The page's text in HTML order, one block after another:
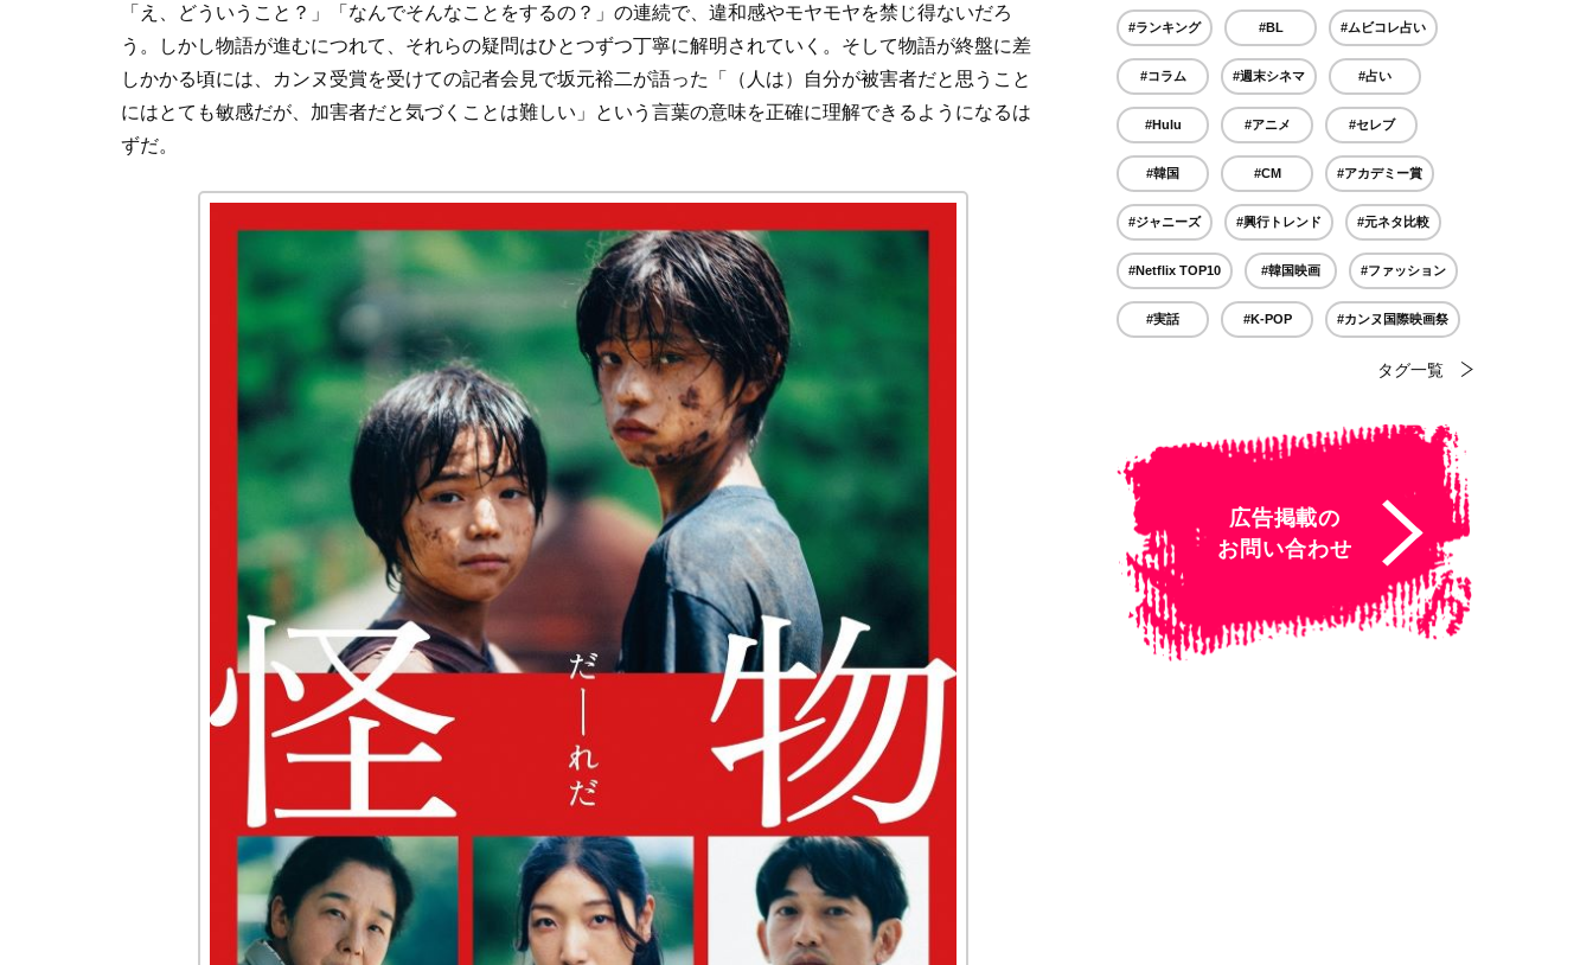
「え、どういうこと？」「なんでそんなことをするの？」の連続で、違和感やモヤモヤを禁じ得ないだろ
う。しかし物語が進むにつれて、それらの疑問はひとつずつ丁寧に解明されていく。そして物語が終盤に差
しかかる頃には、カンヌ受賞を受けての記者会見で坂元裕二が語った「（人は）自分が被害者だと思うこと
にはとても敏感だが、加害者だと気づくことは難しい」という言葉の意味を正確に理解できるようになるは
ずだ。
#ランキング #BL #ムビコレ占い
#コラム #週末シネマ #占い
#Hulu #アニメ #セレブ
#韓国 #CM #アカデミー賞
#ジャニーズ #興行トレンド #元ネタ比較
#Netflix TOP10 #韓国映画 #ファッション
#実話 #K-POP #カンヌ国際映画祭
タグ一覧
広告掲載の
お問い合わせ